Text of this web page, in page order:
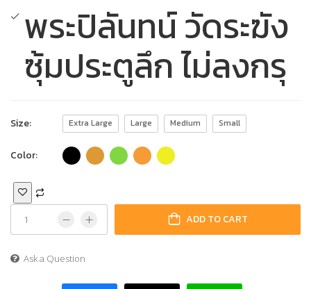
พระปิลันทน์ วัดระฆัง
ซุ้มประตูลึก ไม่ลงกรุ
Size: Extra Large Large Medium Small
Color:
ADD TO CART
Ask a Question